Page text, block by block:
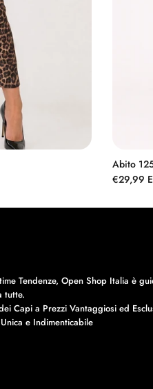
Abito
€29,99
Tendenze, Open Shop Italia è
tutte.
Capi a Prezzi Vantaggiosi ed
e Indimenticabile